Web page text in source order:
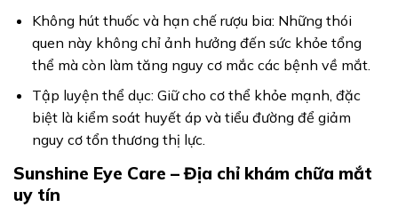
Không hút thuốc và hạn chế rượu bia: Những thói
quen này không chỉ ảnh hưởng đến sức khỏe tổng
thể mà còn làm tăng nguy cơ mắc các bệnh về mắt.
Tập luyện thể dục: Giữ cho cơ thể khỏe mạnh, đặc
biệt là kiểm soát huyết áp và tiểu đường để giảm
nguy cơ tổn thương thị lực.
Sunshine Eye Care – Địa chỉ khám chữa mắt
uy tín